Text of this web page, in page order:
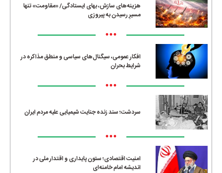
هزینه‌های سازش، بهای ایستادگی/ «مقاومت» تنها
مسیرِ رسیدن به پیروزی
•••
افکار عمومی، سیگنال‌های سیاسی و منطق مذاکره در
شرایط بحران
•••
سردشت؛ سند زنده جنایت شیمیایی علیه مردم ایران
•••
امنیت اقتصادی؛ ستون پایداری و اقتدار ملی در
اندیشه امام خامنه‌ای